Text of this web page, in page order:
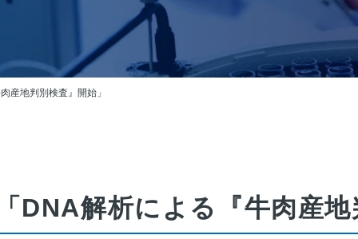
産地判別検査』開始」
DNA解析による『牛肉産